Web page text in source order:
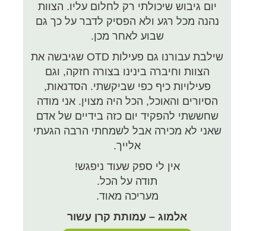
יום גיבוש שיכולתי רק לחלום עליו. הצוות
נהנה מכל רגע ולא הפסיק לדבר על כך גם
שבוע לאחר מכן.
שילבת עבורנו גם פעילות OTD שגיבשה את
הצוות וחיברה בינינו בצורה חזקה, וגם
פעילויות כיף כפי שביקשתי. הסדנאות,
הסיורים והאוכל, הכל היה מצוין. אני מודה
שחששתי להפקיד יום כזה בידיים של אדם
שאני לא מכירה אבל לשמחתי הרבה הגעתי
אלייך.
אין לי ספק שעוד ניפגש!
תודה על הכל.
מעריכה מאוד.
אלמוג – עמותת קרן עשור